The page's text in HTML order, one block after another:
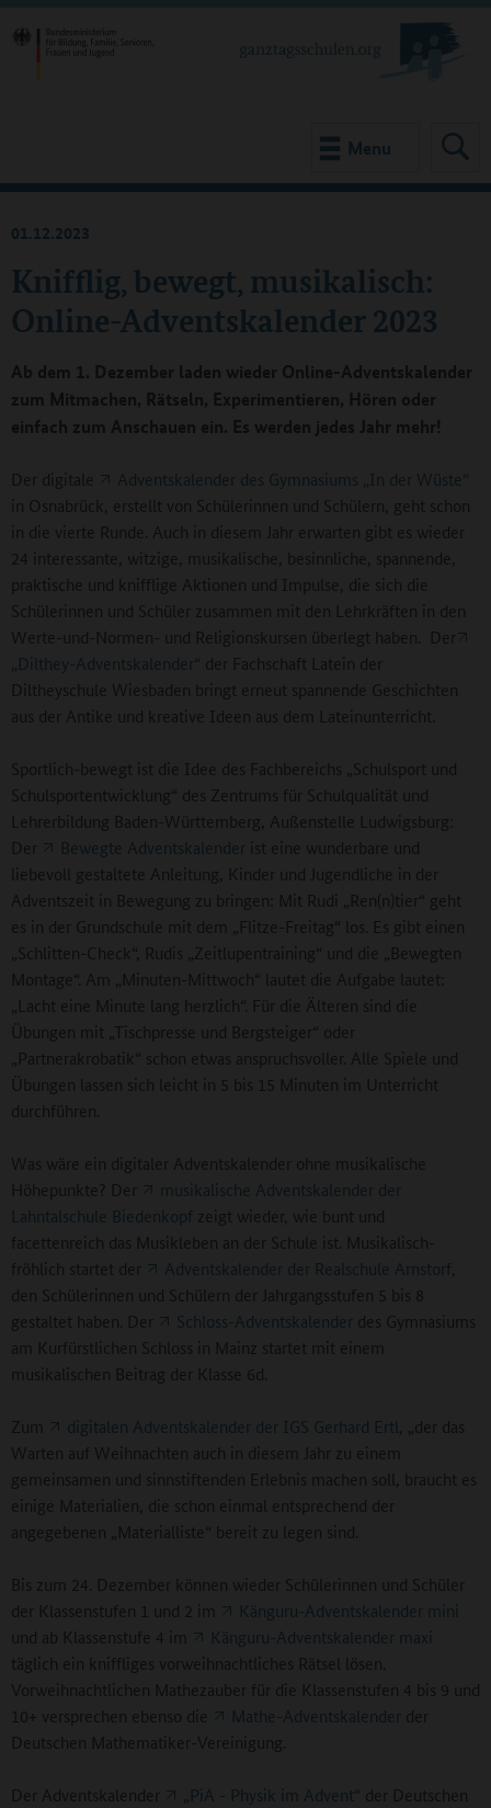
Menu
Knifflig, bewegt, musikalisch:
Online-Adventskalender 2023
01.12.2023
Ab dem 1. Dezember laden wieder Online-Adventskalender
zum Mitmachen, Rätseln, Experimentieren, Hören oder
einfach zum Anschauen ein. Es werden jedes Jahr mehr!
Der digitale
Adventskalender des Gymnasiums „In der Wüste“
in Osnabrück, erstellt von Schülerinnen und Schülern, geht schon
in die vierte Runde. Auch in diesem Jahr erwarten gibt es wieder
24 interessante, witzige, musikalische, besinnliche, spannende,
praktische und knifflige Aktionen und Impulse, die sich die
Schülerinnen und Schüler zusammen mit den Lehrkräften in den
Werte-und-Normen- und Religionskursen überlegt haben. Der
„Dilthey-Adventskalender“ der Fachschaft Latein der
Diltheyschule Wiesbaden bringt erneut spannende Geschichten
aus der Antike und kreative Ideen aus dem Lateinunterricht.
Sportlich-bewegt ist die Idee des Fachbereichs „Schulsport und
Schulsportentwicklung“ des Zentrums für Schulqualität und
Lehrerbildung Baden-Württemberg, Außenstelle Ludwigsburg:
Der
Bewegte Adventskalender ist eine wunderbare und
liebevoll gestaltete Anleitung, Kinder und Jugendliche in der
Adventszeit in Bewegung zu bringen: Mit Rudi „Ren(n)tier“ geht
es in der Grundschule mit dem „Flitze-Freitag“ los. Es gibt einen
„Schlitten-Check“, Rudis „Zeitlupentraining“ und die „Bewegten
Montage“. Am „Minuten-Mittwoch“ lautet die Aufgabe lautet:
„Lacht eine Minute lang herzlich“. Für die Älteren sind die
Übungen mit „Tischpresse und Bergsteiger“ oder
„Partnerakrobatik“ schon etwas anspruchsvoller. Alle Spiele und
Übungen lassen sich leicht in 5 bis 15 Minuten im Unterricht
durchführen.
Was wäre ein digitaler Adventskalender ohne musikalische
Höhepunkte? Der
musikalische Adventskalender der
Lahntalschule Biedenkopf zeigt wieder, wie bunt und
facettenreich das Musikleben an der Schule ist. Musikalisch-
fröhlich startet der
Adventskalender der Realschule Arnstorf
den Schülerinnen und Schülern der Jahrgangsstufen 5 bis 8
gestaltet haben. Der
Schloss-Adventskalender des Gymnasiums
am Kurfürstlichen Schloss in Mainz startet mit einem
musikalischen Beitrag der Klasse 6d.
Zum digitalen Adventskalender der IGS Gerhard Ertl , „der das
Warten auf Weihnachten auch in diesem Jahr zu einem
gemeinsamen und sinnstiftenden Erlebnis machen soll, braucht es
einige Materialien, die schon einmal entsprechend der
angegebenen „Materialliste“ bereit zu legen sind.
Bis zum 24. Dezember können wieder Schülerinnen und Schüler
der Klassenstufen 1 und 2 im
Känguru-Adventskalender mini
und ab Klassenstufe 4 im
Känguru-Adventskalender maxi
täglich ein kniffliges vorweihnachtliches Rätsel lösen.
Vorweihnachtlichen Mathezauber für die Klassenstufen 4 bis 9 und
10+ versprechen ebenso die
Mathe-Adventskalender der
Deutschen Mathematiker-Vereinigung.
Der Adventskalender „PiA - Physik im Advent“ der Deutschen